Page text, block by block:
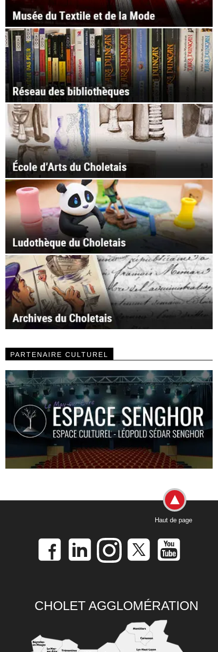
PARTENAIRE CULTUREL
Haut de page
CHOLET AGGLOMÉRATION